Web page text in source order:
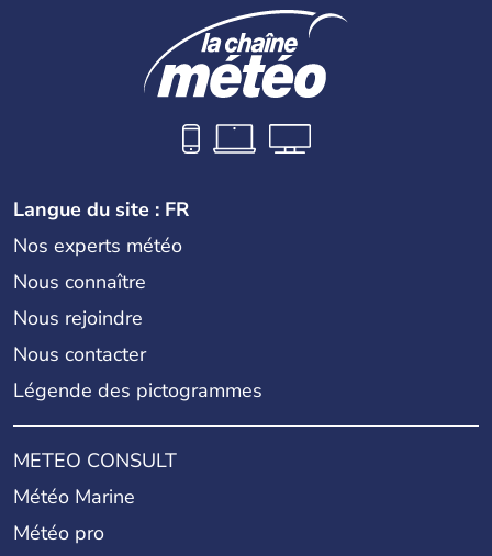
Langue du site : FR
Nos experts météo
Nous connaître
Nous rejoindre
Nous contacter
Légende des pictogrammes
METEO CONSULT
Météo Marine
Météo pro